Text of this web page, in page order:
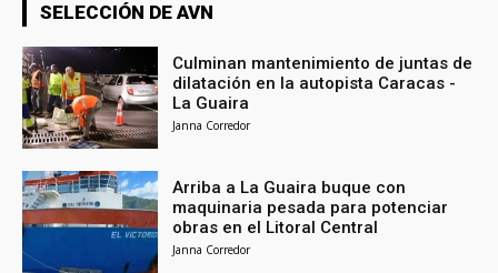
SELECCIÓN DE AVN
Culminan mantenimiento de juntas de
dilatación en la autopista Caracas -
La Guaira
Janna Corredor
Arriba a La Guaira buque con
maquinaria pesada para potenciar
obras en el Litoral Central
Janna Corredor